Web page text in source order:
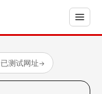
测试网址→